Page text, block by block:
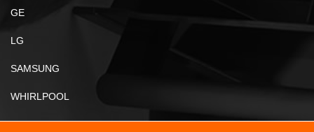
GE
LG
SAMSUNG
WHIRLPOOL